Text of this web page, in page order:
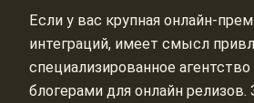
Если у вас крупная
интеграций, имеет смысл
специализированное агентство
блогерами для онлайн релизов.